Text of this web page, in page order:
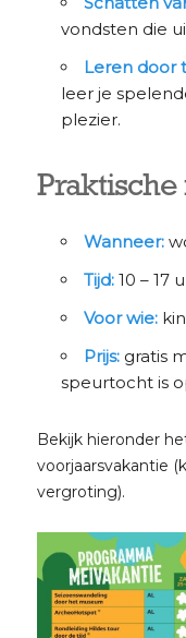
vondsten die
Leren door
leer je
plezier.
Wanneer:
Tijd:10 – 17
Voor wie:
Prijs:gratis
speurtocht is
Bekijk hieronder
voorjaarsvakantie
vergroting).